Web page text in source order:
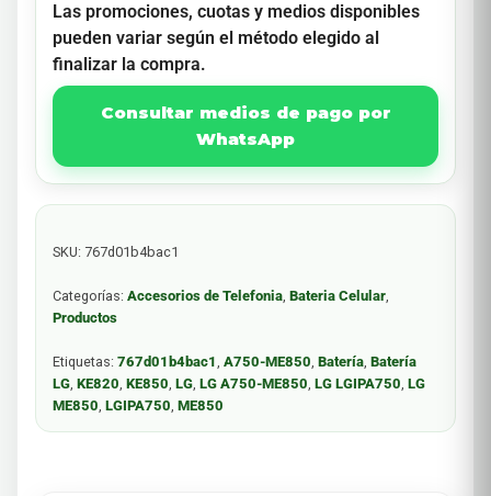
Las promociones, cuotas y medios disponibles
pueden variar según el método elegido al
finalizar la compra.
Consultar medios de pago por
WhatsApp
SKU: 767d01b4bac1
Categorías: Accesorios de Telefonia, Bateria Celular,
Productos
Etiquetas: 767d01b4bac1, A750-ME850, Batería, Batería
LG, KE820, KE850, LG, LG A750-ME850, LG LGIPA750, LG
ME850, LGIPA750, ME850